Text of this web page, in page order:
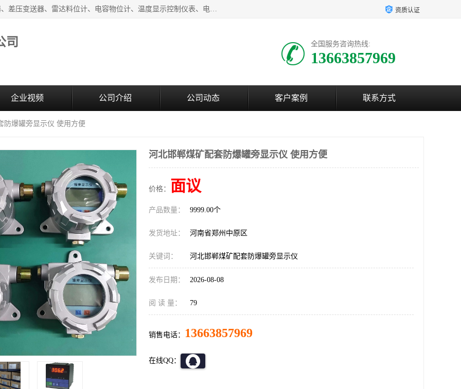
河南新瑞普测控技术有限公司主营：压力变送器、液位变送器、差压变送器、雷达料位计、电容物位计、温度显示控制仪表、电量变送器、流量计、工业自动化系统成套设备。 资质认证
司 全国服务咨询热线:
13663857969
企业视频 公司介绍 公司动态 客户案例 联系方式
防爆罐旁显示仪 使用方便
河北邯郸煤矿配套防爆罐旁显示仪 使用方便
价格： 面议
产品数量： 9999.00个
发货地址： 河南省郑州中原区
关键词： 河北邯郸煤矿配套防爆罐旁显示仪
发布日期： 2026-08-08
阅 读 量： 79
销售电话： 13663857969
在线QQ：